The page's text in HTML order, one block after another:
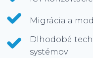
Migrácia a
Dlhodobá
systémov